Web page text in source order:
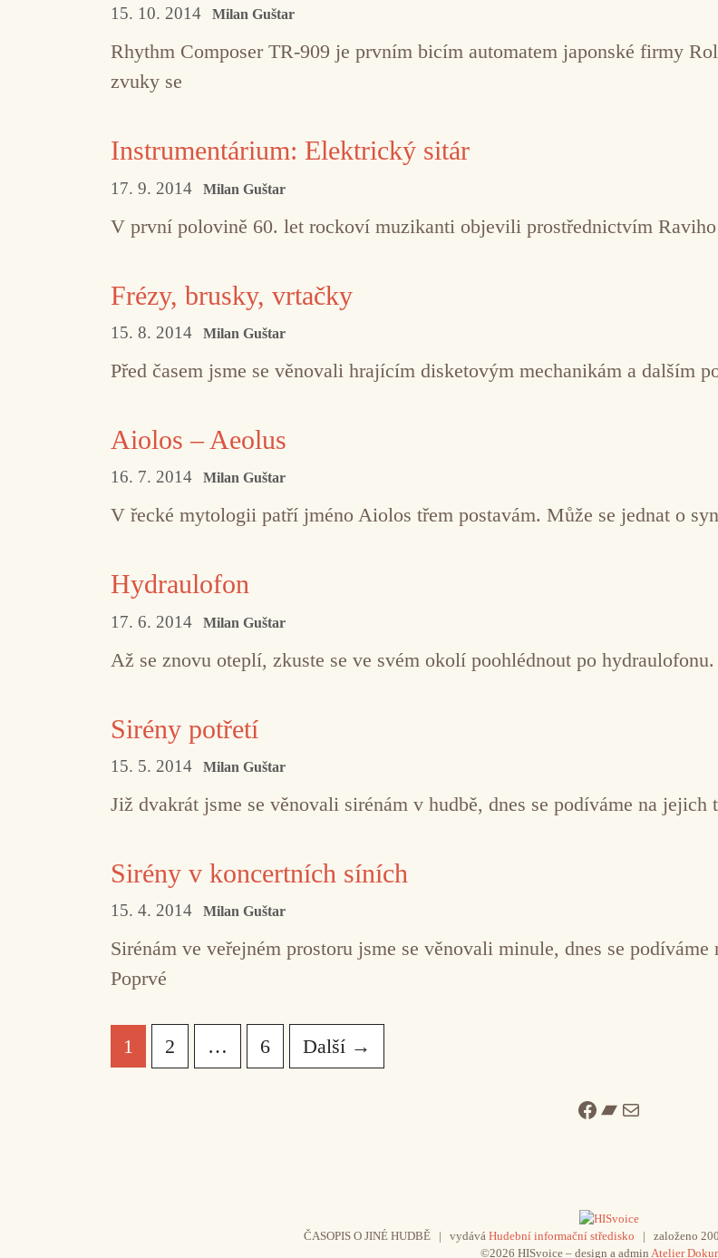
15. 10. 2014 Milan Guštar
Rhythm Composer TR-909 je prvním bicím automatem japonské firmy
zvuky se
Instrumentárium: Elektrický sitár
17. 9. 2014 Milan Guštar
V první polovině 60. let rockoví muzikanti objevili prostřednictvím
Frézy, brusky, vrtačky
15. 8. 2014 Milan Guštar
Před časem jsme se věnovali hrajícím disketovým mechanikám a dalším
Aiolos – Aeolus
16. 7. 2014 Milan Guštar
V řecké mytologii patří jméno Aiolos třem postavám. Může se jednat o
Hydraulofon
17. 6. 2014 Milan Guštar
Až se znovu oteplí, zkuste se ve svém okolí poohlédnout po
Sirény potřetí
15. 5. 2014 Milan Guštar
Již dvakrát jsme se věnovali sirénám v hudbě, dnes se podíváme na
Sirény v koncertních síních
15. 4. 2014 Milan Guštar
Sirénám ve veřejném prostoru jsme se věnovali minule, dnes se
Poprvé
Stránka
1 Stránka
2 … Stránka
6 Další →
Facebook
Bandcamp
Mail
ČASOPIS O JINÉ HUDBĚ | vydává Hudební informační středisko | založeno
©2026 HISvoice – design a admin Atelier